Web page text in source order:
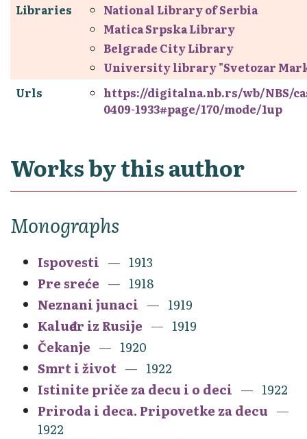
Libraries
National Library of Serbia
Matica Srpska Library
Belgrade City Library
University library "Svetozar
Urls
https://digitalna.nb.rs/wb/NBS/
0409-1933#page/170/mode/1up
Works by this author
Monographs
Ispovesti
1913
Pre sreće
1918
Neznani junaci
1919
Kaluđer iz Rusije
1919
Čekanje
1920
Smrt i život
1922
Istinite priče za decu i o deci
1922
Priroda i deca. Pripovetke za decu
1922